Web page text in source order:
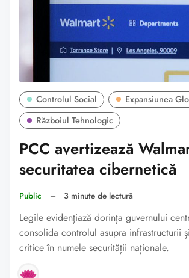
Controlul Social
Expansiunea
Războiul Tehnologic
PCC avertizează
securitatea cibernetică
Public – 3 minute de lectură
Legile evidențiază dorința guvernului
consolida controlul asupra infrastructurii
critice în numele securității naționale.